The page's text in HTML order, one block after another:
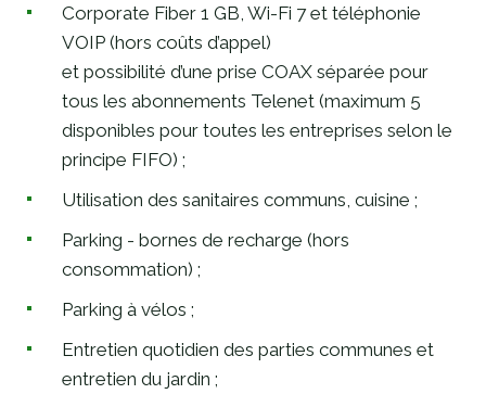
Corporate Fiber 1 GB, Wi-Fi 7 et téléphonie
VOIP (hors coûts d’appel)
et possibilité d’une prise COAX séparée pour
tous les abonnements Telenet (maximum 5
disponibles pour toutes les entreprises selon le
principe FIFO) ;
Utilisation des sanitaires communs, cuisine ;
Parking - bornes de recharge (hors
consommation) ;
Parking à vélos ;
Entretien quotidien des parties communes et
entretien du jardin ;